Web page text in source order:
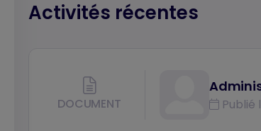
Activités récentes
DOCUMENT Publié